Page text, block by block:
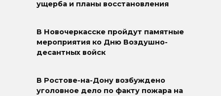
ущерба и планы восстановления
В Новочеркасске пройдут памятные
мероприятия ко Дню Воздушно-
десантных войск
В Ростове-на-Дону возбуждено
уголовное дело по факту пожара на